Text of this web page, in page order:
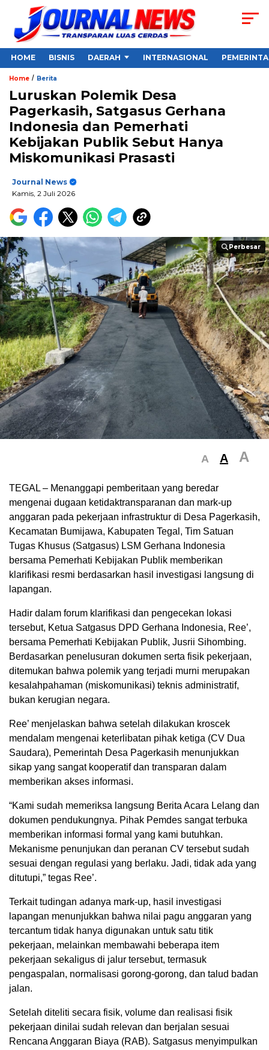
HOME BISNIS DAERAH INTERNASIONAL
Home / Berita
Luruskan Polemik Desa
Pagerkasih, Satgasus Gerhana
Indonesia dan Pemerhati
Kebijakan Publik Sebut Hanya
Miskomunikasi Prasasti
Journal News
Kamis, 2 Juli 2026
Perbesar
Perbesar
A A A
TEGAL – Menanggapi pemberitaan yang beredar
mengenai dugaan ketidaktransparanan dan mark-up
anggaran pada pekerjaan infrastruktur di Desa Pagerkasih,
Kecamatan Bumijawa, Kabupaten Tegal, Tim Satuan
Tugas Khusus (Satgasus) LSM Gerhana Indonesia
bersama Pemerhati Kebijakan Publik memberikan
klarifikasi resmi berdasarkan hasil investigasi langsung di
lapangan.
Hadir dalam forum klarifikasi dan pengecekan lokasi
tersebut, Ketua Satgasus DPD Gerhana Indonesia, Ree’,
bersama Pemerhati Kebijakan Publik, Jusrii Sihombing.
Berdasarkan penelusuran dokumen serta fisik pekerjaan,
ditemukan bahwa polemik yang terjadi murni merupakan
kesalahpahaman (miskomunikasi) teknis administratif,
bukan kerugian negara.
Ree’ menjelaskan bahwa setelah dilakukan kroscek
mendalam mengenai keterlibatan pihak ketiga (CV Dua
Saudara), Pemerintah Desa Pagerkasih menunjukkan
sikap yang sangat kooperatif dan transparan dalam
memberikan akses informasi.
“Kami sudah memeriksa langsung Berita Acara Lelang dan
dokumen pendukungnya. Pihak Pemdes sangat terbuka
memberikan informasi formal yang kami butuhkan.
Mekanisme penunjukan dan peranan CV tersebut sudah
sesuai dengan regulasi yang berlaku. Jadi, tidak ada yang
ditutupi,” tegas Ree’.
Terkait tudingan adanya mark-up, hasil investigasi
lapangan menunjukkan bahwa nilai pagu anggaran yang
tercantum tidak hanya digunakan untuk satu titik
pekerjaan, melainkan membawahi beberapa item
pekerjaan sekaligus di jalur tersebut, termasuk
pengaspalan, normalisasi gorong-gorong, dan talud badan
jalan.
Setelah diteliti secara fisik, volume dan realisasi fisik
pekerjaan dinilai sudah relevan dan berjalan sesuai
Rencana Anggaran Biaya (RAB). Satgasus menyimpulkan